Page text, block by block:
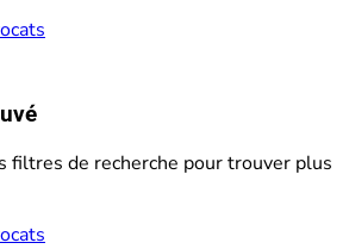
filtres de recherche pour trouver plus